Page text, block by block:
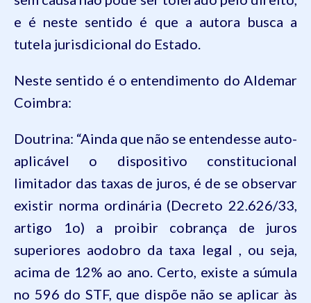
e é neste sentido é que a autora busca a
tutela jurisdicional do Estado.
Neste sentido é o entendimento do Aldemar
Coimbra:
Doutrina: “Ainda que não se entendesse auto-
aplicável o dispositivo constitucional
limitador das taxas de juros, é de se observar
existir norma ordinária (Decreto 22.626/33,
artigo 1o) a proibir cobrança de juros
superiores aodobro da taxa legal , ou seja,
acima de 12% ao ano. Certo, existe a súmula
no 596 do STF, que dispõe não se aplicar às